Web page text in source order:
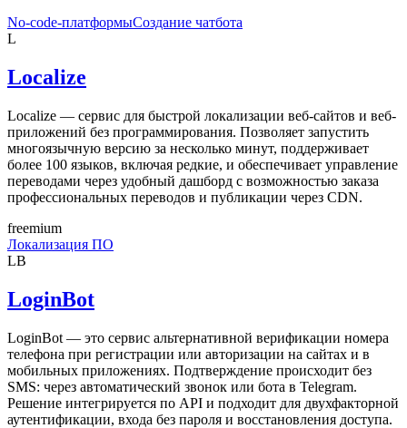
No-code-платформыСоздание чатбота
L
Localize
Localize — сервис для быстрой локализации веб-сайтов и веб-
приложений без программирования. Позволяет запустить
многоязычную версию за несколько минут, поддерживает
более 100 языков, включая редкие, и обеспечивает управление
переводами через удобный дашборд с возможностью заказа
профессиональных переводов и публикации через CDN.
freemium
Локализация ПО
LB
LoginBot
LoginBot — это сервис альтернативной верификации номера
телефона при регистрации или авторизации на сайтах и в
мобильных приложениях. Подтверждение происходит без
SMS: через автоматический звонок или бота в Telegram.
Решение интегрируется по API и подходит для двухфакторной
аутентификации, входа без пароля и восстановления доступа.